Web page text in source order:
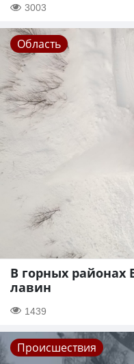
3003
Область
В горных
лавин
1439
Происшествия